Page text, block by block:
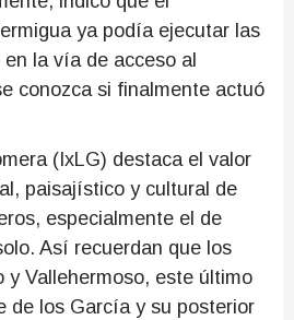
ya podía ejecutar las
la vía de acceso al
conozca si finalmente actuó
(IxLG) destaca el valor
paisajístico y cultural de
especialmente el de
Así recuerdan que los
y Vallehermoso, este último
de los García y su posterior